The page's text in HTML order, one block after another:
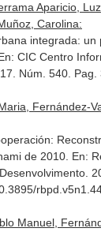
Aparicio,
Carolina:
integrada: un
CIC Centro
Núm. 540. Pag.
Fernández-
de 2010. En:
.
Manuel,